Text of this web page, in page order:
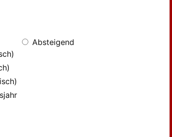
Absteigend